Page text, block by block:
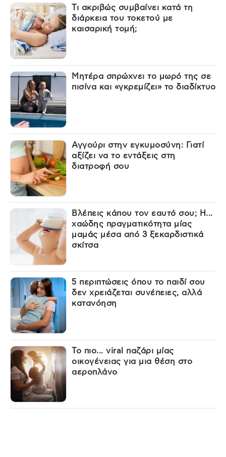
Τι ακριβώς συμβαίνει κατά τη
διάρκεια του τοκετού με
καισαρική τομή;
Μητέρα σπρώχνει το μωρό της σε
πισίνα και «γκρεμίζει» το διαδίκτυο
Αγγούρι στην εγκυμοσύνη: Γιατί
αξίζει να το εντάξεις στη
διατροφή σου
Βλέπεις κάπου τον εαυτό σου; Η...
χαώδης πραγματικότητα μίας
μαμάς μέσα από 3 ξεκαρδιστικά
σκίτσα
5 περιπτώσεις όπου το παιδί σου
δεν χρειάζεται συνέπειες, αλλά
κατανόηση
Το πιο... viral παζάρι μίας
οικογένειας για μια θέση στο
αεροπλάνο